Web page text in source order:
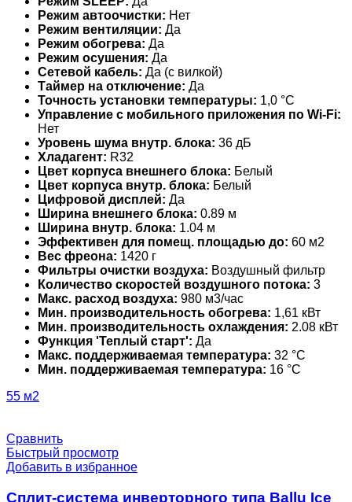
Режим автоочистки: Нет
Режим вентиляции: Да
Режим обогрева: Да
Режим осушения: Да
Сетевой кабель: Да (с вилкой)
Таймер на отключение: Да
Точность установки температуры: 1,0 °С
Управление c мобильного приложения по Wi-Fi:
Нет
Уровень шума внутр. блока: 36 дБ
Хладагент: R32
Цвет корпуса внешнего блока: Белый
Цвет корпуса внутр. блока: Белый
Цифровой дисплей: Да
Ширина внешнего блока: 0.89 м
Ширина внутр. блока: 1.04 м
Эффективен для помещ. площадью до: 60 м2
Вес фреона: 1420 г
Фильтры очистки воздуха: Воздушный фильтр
Количество скоростей воздушного потока: 3
Макс. расход воздуха: 980 м3/час
Мин. производительность обогрева: 1,61 кВт
Мин. производительность охлаждения: 2.08 кВт
Функция 'Теплый старт': Да
Макс. поддерживаемая температура: 32 °С
Мин. поддерживаемая температура: 16 °С
55 м2
Сравнить
Быстрый просмотр
Добавить в избранное
Сплит-система инверторного типа Ballu Ice